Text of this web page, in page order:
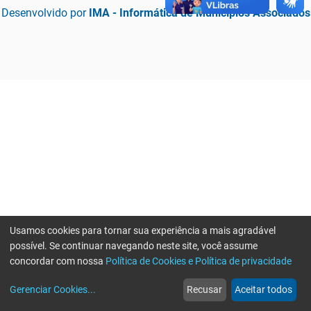
Desenvolvido por IMA - Informática de Municípios Associados
web
Notícias
more_horiz
Mais
Usamos cookies para tornar sua experiência a mais agradável
possível. Se continuar navegando neste site, você assume
concordar com nossa Política de Cookies e Política de privacidade
Gerenciar Cookies... Recusar Aceitar todos
Erro ao enviar informações, por favor tente novamente